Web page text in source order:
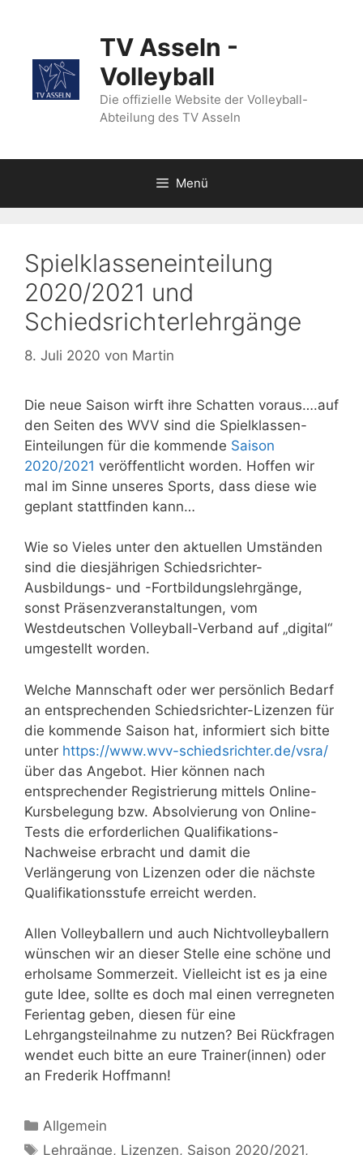
TV Asseln -
Volleyball
Die offizielle Website der Volleyball-
Abteilung des TV Asseln
Menü
Spielklasseneinteilung
2020/2021 und
Schiedsrichterlehrgänge
8. Juli 2020 von Martin
Die neue Saison wirft ihre Schatten voraus….auf
den Seiten des WVV sind die Spielklassen-
Einteilungen für die kommende Saison
2020/2021 veröffentlicht worden. Hoffen wir
mal im Sinne unseres Sports, dass diese wie
geplant stattfinden kann…
Wie so Vieles unter den aktuellen Umständen
sind die diesjährigen Schiedsrichter-
Ausbildungs- und -Fortbildungslehrgänge,
sonst Präsenzveranstaltungen, vom
Westdeutschen Volleyball-Verband auf „digital“
umgestellt worden.
Welche Mannschaft oder wer persönlich Bedarf
an entsprechenden Schiedsrichter-Lizenzen für
die kommende Saison hat, informiert sich bitte
unter https://www.wvv-schiedsrichter.de/vsra/
über das Angebot. Hier können nach
entsprechender Registrierung mittels Online-
Kursbelegung bzw. Absolvierung von Online-
Tests die erforderlichen Qualifikations-
Nachweise erbracht und damit die
Verlängerung von Lizenzen oder die nächste
Qualifikationsstufe erreicht werden.
Allen Volleyballern und auch Nichtvolleyballern
wünschen wir an dieser Stelle eine schöne und
erholsame Sommerzeit. Vielleicht ist es ja eine
gute Idee, sollte es doch mal einen verregneten
Ferientag geben, diesen für eine
Lehrgangsteilnahme zu nutzen? Bei Rückfragen
wendet euch bitte an eure Trainer(innen) oder
an Frederik Hoffmann!
Kategorien
Allgemein
Schlagwörter
Lehrgänge, Lizenzen, Saison 2020/2021,